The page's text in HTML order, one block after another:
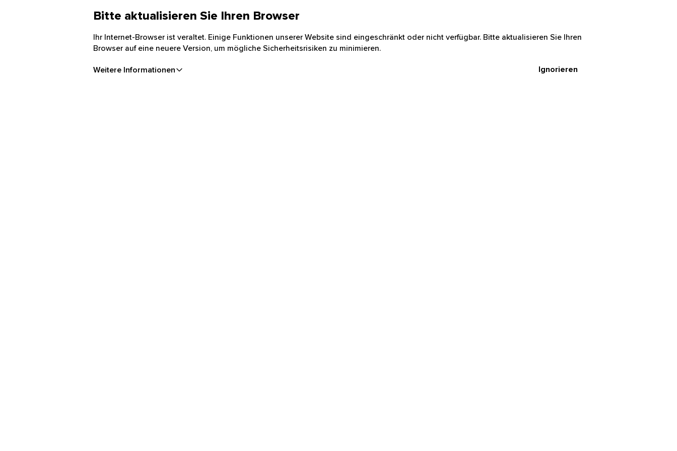
Bitte aktualisieren Sie Ihren Browser
Ihr Internet-Browser ist veraltet. Einige Funktionen unserer Website sind eingeschränkt oder nicht verfügbar. Bitte aktualisieren Sie Ihren
Browser auf eine neuere Version, um mögliche Sicherheitsrisiken zu minimieren.
Weitere Informationen Ignorieren